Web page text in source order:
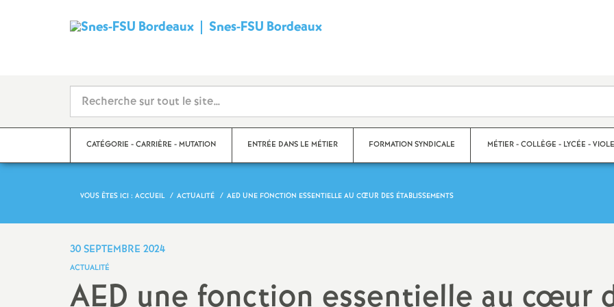
Snes-FSU BordeauxS
n
d
i
t
CATÉGORIE - CARRIÈRE - MUTATION
Mutations
Catégories
ENTRÉE DANS LE MÉTIER FORMATION SYNDICALE MÉTIER - COLLÈGE - LYCÉE -
VOUS ÊTES ICI : ACCUEIL ACTUALITÉ AED UNE FONCTION ESSENTIELLE AU CŒUR DES ÉTABLISSEMENTS
30 SEPTEMBRE 2024
ACTUALITÉ
AED une fonction essentielle au cœur